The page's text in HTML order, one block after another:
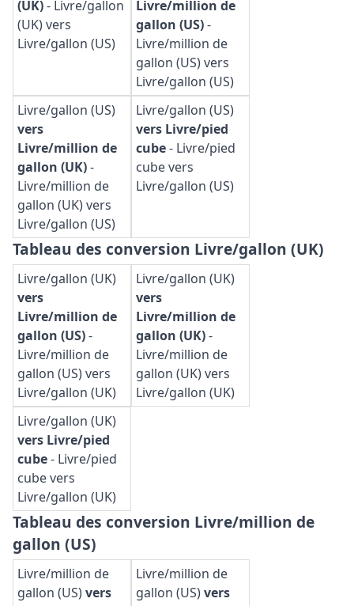
(UK)- Livre/gallon
(UK) vers
Livre/gallon (US)
Livre/million de
gallon (US)-
Livre/million de
gallon (US) vers
Livre/gallon (US)
Livre/gallon (US)
vers
Livre/million de
gallon (UK)-
Livre/million de
gallon (UK) vers
Livre/gallon (US)
Livre/gallon (US)
vers Livre/pied
cube- Livre/pied
cube vers
Livre/gallon (US)
Tableau des conversion Livre/gallon (UK)
Livre/gallon (UK)
vers
Livre/million de
gallon (US)-
Livre/million de
gallon (US) vers
Livre/gallon (UK)
Livre/gallon (UK)
vers
Livre/million de
gallon (UK)-
Livre/million de
gallon (UK) vers
Livre/gallon (UK)
Livre/gallon (UK)
vers Livre/pied
cube- Livre/pied
cube vers
Livre/gallon (UK)
Tableau des conversion Livre/million de
gallon (US)
Livre/million de
gallon (US)vers
Livre/million de
gallon (US)vers